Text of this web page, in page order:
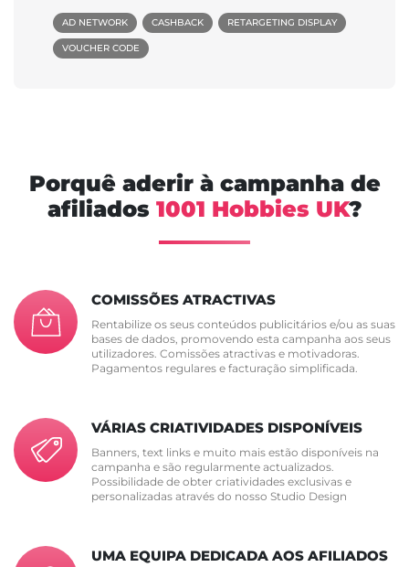
AD NETWORK CASHBACK RETARGETING DISPLAY
VOUCHER CODE
Porquê aderir à campanha de
afiliados 1001 Hobbies UK?
COMISSÕES ATRACTIVAS
Rentabilize os seus conteúdos publicitários e/ou as suas
bases de dados, promovendo esta campanha aos seus
utilizadores. Comissões atractivas e motivadoras.
Pagamentos regulares e facturação simplificada.
VÁRIAS CRIATIVIDADES DISPONÍVEIS
Banners, text links e muito mais estão disponíveis na
campanha e são regularmente actualizados.
Possibilidade de obter criatividades exclusivas e
personalizadas através do nosso Studio Design
UMA EQUIPA DEDICADA AOS AFILIADOS